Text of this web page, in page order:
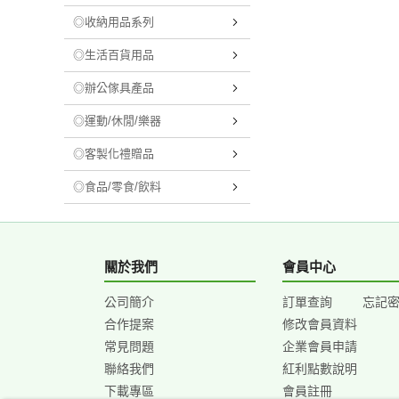
◎收納用品系列
◎生活百貨用品
◎辦公傢具產品
◎運動/休閒/樂器
◎客製化禮贈品
◎食品/零食/飲料
關於我們
公司簡介
合作提案
常見問題
聯絡我們
下載專區
會員中心
訂單查詢
修改會員資料
企業會員申請
紅利點數說明
會員註冊
忘記